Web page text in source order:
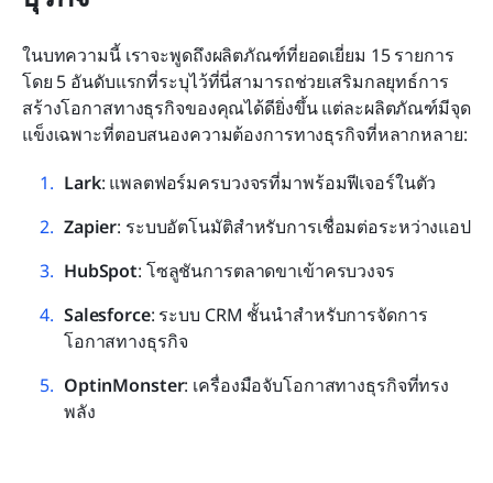
ในบทความนี้ เราจะพูดถึงผลิตภัณฑ์ที่ยอดเยี่ยม 15 รายการ
โดย 5 อันดับแรกที่ระบุไว้ที่นี่สามารถช่วยเสริมกลยุทธ์การ
สร้างโอกาสทางธุรกิจของคุณได้ดียิ่งขึ้น แต่ละผลิตภัณฑ์มีจุด
แข็งเฉพาะที่ตอบสนองความต้องการทางธุรกิจที่หลากหลาย:
Lark: แพลตฟอร์มครบวงจรที่มาพร้อมฟีเจอร์ในตัว
Zapier: ระบบอัตโนมัติสำหรับการเชื่อมต่อระหว่างแอป
HubSpot: โซลูชันการตลาดขาเข้าครบวงจร
Salesforce: ระบบ CRM ชั้นนำสำหรับการจัดการ
โอกาสทางธุรกิจ
OptinMonster: เครื่องมือจับโอกาสทางธุรกิจที่ทรง
พลัง